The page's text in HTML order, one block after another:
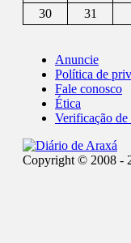
30
31
Anuncie
Política de
Fale conosco
Ética
Verificação de
Copyright © 2008 -